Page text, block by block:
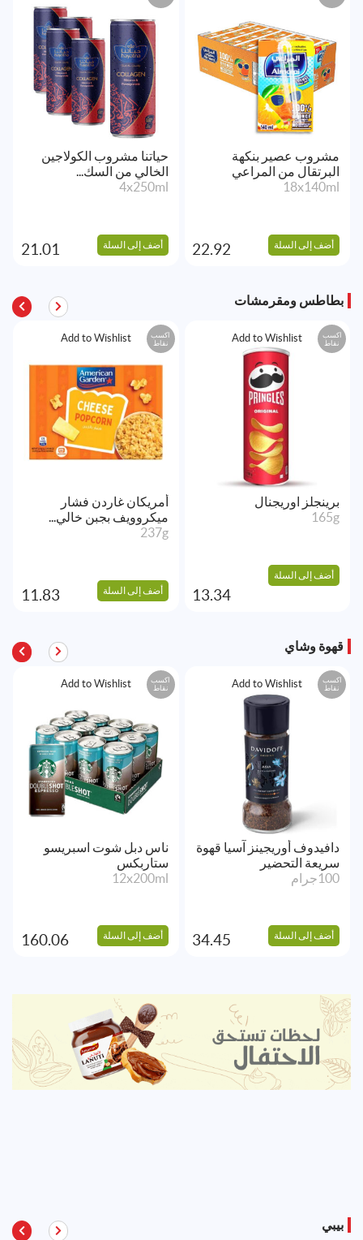
مشروب عصير بنكهة
البرتقال من المراعي
18x140ml
أضف إلى السلة 22.92
حياتنا مشروب الكولاجين
الخالي من السك...
4x250ml
أضف إلى السلة 21.01
بطاطس ومقرمشات
Add to Wishlist
اكسب
نقاط
برينجلز اوريجنال
165g
أضف إلى السلة
13.34
Add to Wishlist
اكسب
نقاط
أمريكان غاردن فشار
ميكروويف بجبن خالي...
237g
أضف إلى السلة 11.83
قهوة وشاي
Add to Wishlist
اكسب
نقاط
دافيدوف أوريجينز آسيا قهوة
سريعة التحضير
100جرام
أضف إلى السلة 34.45
Add to Wishlist
اكسب
نقاط
ناس دبل شوت اسبريسو
ستاربكس
12x200ml
أضف إلى السلة 160.06
بيبي